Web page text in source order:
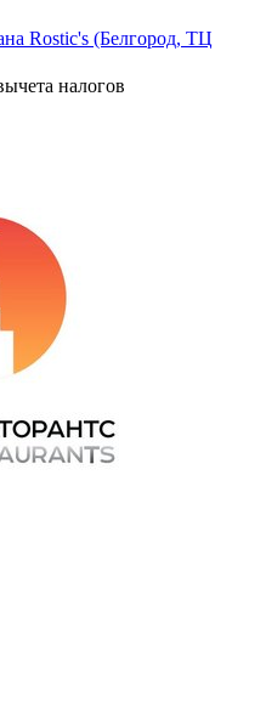
Rostic's (Белгород, ТЦ
налогов